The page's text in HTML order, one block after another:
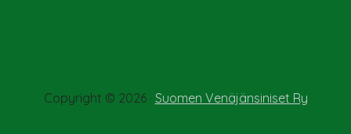
Copyright © 2026 · Suomen Venäjänsiniset Ry